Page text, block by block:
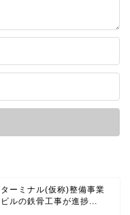
ーミナル(仮称)整備事業
ルの鉄骨工事が進捗...